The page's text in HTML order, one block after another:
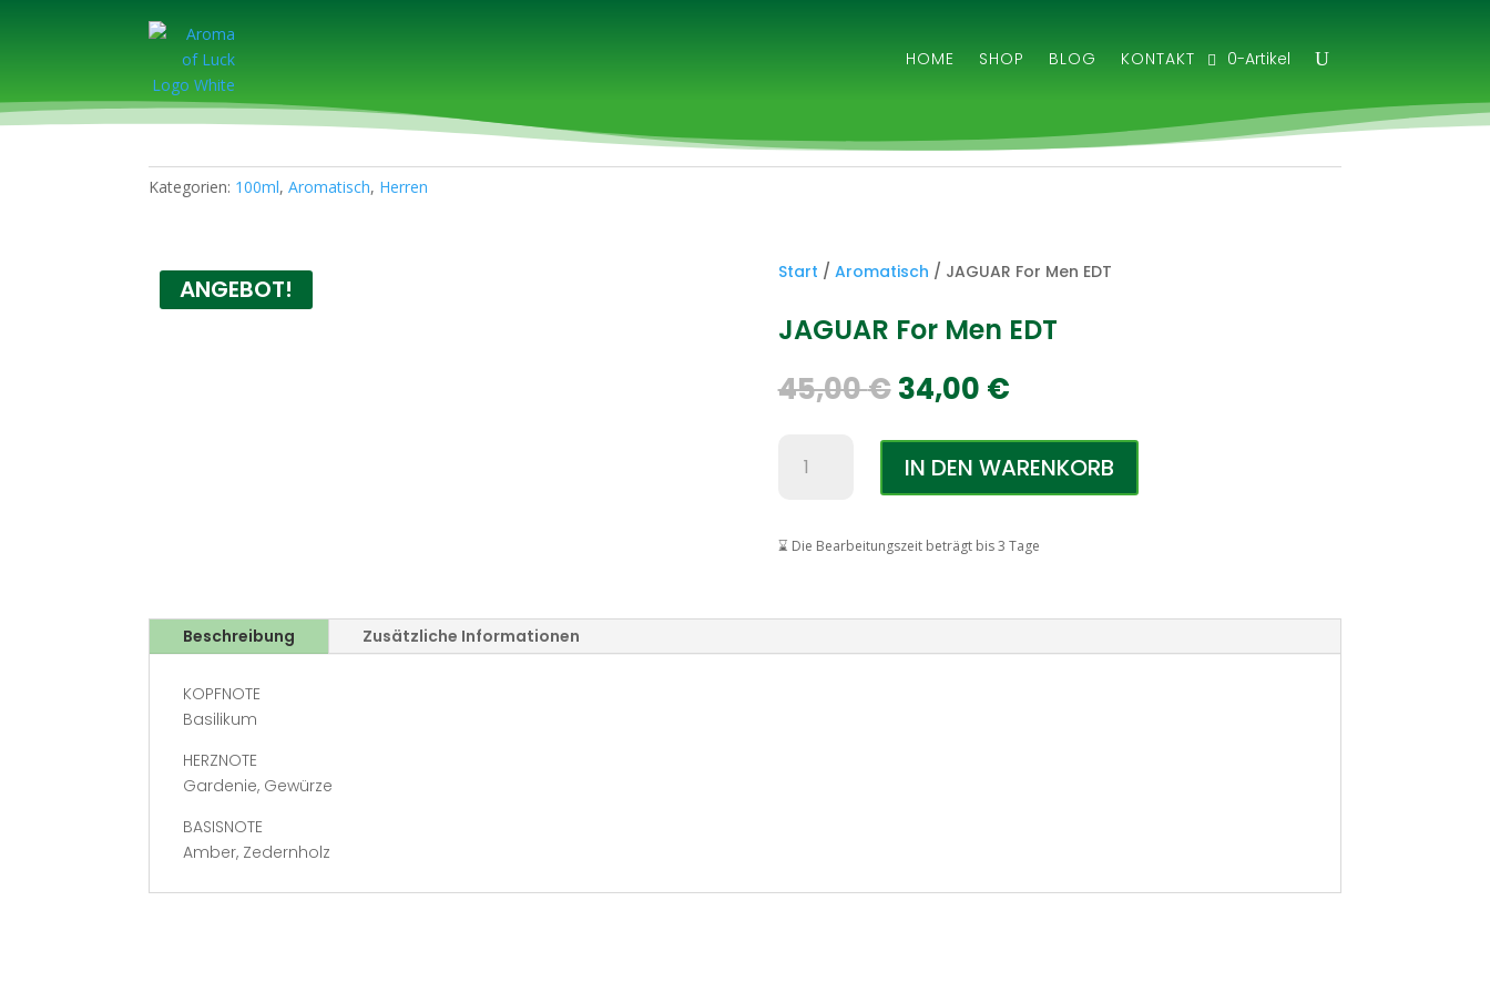
HOME SHOP BLOG KONTAKT 0-Artikel
Kategorien: 100ml,Aromatisch, Herren
ANGEBOT!
Start / Aromatisch / JAGUAR For Men EDT
JAGUAR For Men EDT
45,00€ Ursprünglicher
Preis
war:
45,00 €
34,00 €Aktueller
ist:
34,00 €.
Menge
IN DEN WARENKORB
⌛ Die Bearbeitungszeit beträgt bis 3 Tage
Beschreibung Zusätzliche Informationen
KOPFNOTE
Basilikum
HERZNOTE
Gardenie, Gewürze
BASISNOTE
Amber, Zedernholz